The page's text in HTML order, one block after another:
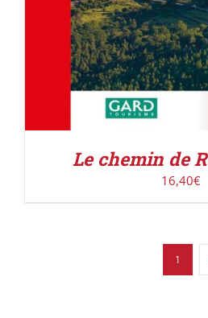
Le chemin de
16,40€
1